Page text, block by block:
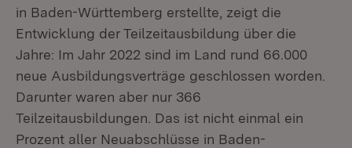
in Baden-Württemberg erstellte, zeigt die
Entwicklung der Teilzeitausbildung über die
Jahre: Im Jahr 2022 sind im Land rund 66.000
neue Ausbildungsverträge geschlossen worden.
Darunter waren aber nur 366
Teilzeitausbildungen. Das ist nicht einmal ein
Prozent aller Neuabschlüsse in Baden-